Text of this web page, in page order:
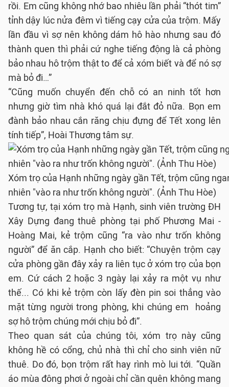
rồi. Em cũng không nhớ bao nhiêu lần phải “thót tim”
tỉnh dậy lúc nửa đêm vì tiếng cạy cửa của trộm. Mấy
lần đầu vì sợ nên không dám hô hào nhưng sau đó
thành quen thì phải cứ nghe tiếng động là cả phòng
bảo nhau hô trộm thật to để cả xóm biết và để nó sợ
mà bỏ đi…”
“Cũng muốn chuyển đến chỗ có an ninh tốt hơn
nhưng giờ tìm nhà khó quá lại đắt đỏ nữa. Bọn em
đành bảo nhau cắn răng chịu đựng để Tết xong lên
tính tiếp”, Hoài Thương tâm sự.
Xóm trọ của Hạnh những ngày gần Tết, trộm cũng
nhiên "vào ra như trốn không người". (Ảnh Thu Hòe)
Tương tự, tại xóm trọ mà Hạnh, sinh viên trường ĐH
Xây Dựng đang thuê phòng tại phố Phương Mai -
Hoàng Mai, kẻ trộm cũng “ra vào như trốn không
người” để ăn cắp. Hạnh cho biết: “Chuyện trộm cạy
cửa phòng gần đây xảy ra liên tục ở xóm trọ của bọn
em. Cứ cách 2 hoặc 3 ngày lại xảy ra một vụ như
thế... Có khi kẻ trộm còn lấy đèn pin soi thẳng vào
mặt từng người trong phòng, khi chúng em hoảng
sợ hô trộm chúng mới chịu bỏ đi”.
Theo quan sát của chúng tôi, xóm trọ này cũng
không hề có cổng, chủ nhà thì chỉ cho sinh viên nữ
thuê. Do đó, bọn trộm rất hay rình mò lui tới. “Quần
áo mùa đông phơi ở ngoài chỉ cần quên không mang